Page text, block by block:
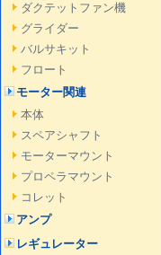
ダクテットファン機
グライダー
バルサキット
フロート
モーター関連
本体
スペアシャフト
モーターマウント
プロペラマウント
コレット
アンプ
レギュレーター